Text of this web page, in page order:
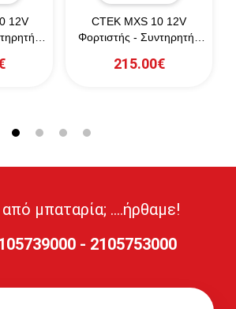
12V
CTEK MXS 10 12V
Φορτιστής - Συντηρητής
215.00€
μπαταρία; ....ήρθαμε!
- 2105753000